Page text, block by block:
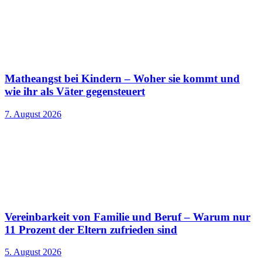
Matheangst bei Kindern – Woher sie kommt und
wie ihr als Väter gegensteuert
7. August 2026
Vereinbarkeit von Familie und Beruf – Warum nur
11 Prozent der Eltern zufrieden sind
5. August 2026